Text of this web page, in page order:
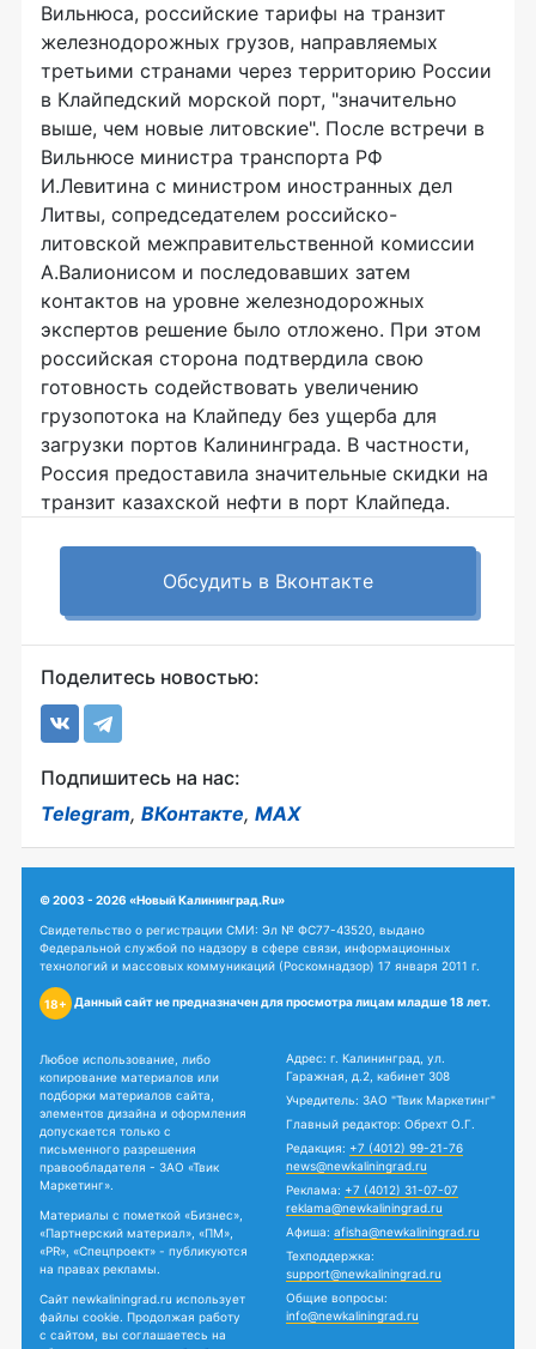
Вильнюса, российские тарифы на транзит
железнодорожных грузов, направляемых
третьими странами через территорию России
в Клайпедский морской порт, "значительно
выше, чем новые литовские". После встречи в
Вильнюсе министра транспорта РФ
И.Левитина с министром иностранных дел
Литвы, сопредседателем российско-
литовской межправительственной комиссии
А.Валионисом и последовавших затем
контактов на уровне железнодорожных
экспертов решение было отложено. При этом
российская сторона подтвердила свою
готовность содействовать увеличению
грузопотока на Клайпеду без ущерба для
загрузки портов Калининграда. В частности,
Россия предоставила значительные скидки на
транзит казахской нефти в порт Клайпеда.
Обсудить в Вконтакте
Поделитесь новостью:
Подпишитесь на нас:
Telegram, ВКонтакте, MAX
© 2003 - 2026 «Новый Калининград.Ru»
Свидетельство о регистрации СМИ: Эл № ФС77-43520, выдано
Федеральной службой по надзору в сфере связи, информационных
технологий и массовых коммуникаций (Роскомнадзор) 17 января 2011 г.
18+ Данный сайт не предназначен для просмотра лицам младше 18 лет.
Любое использование, либо
копирование материалов или
подборки материалов сайта,
элементов дизайна и оформления
допускается только с
письменного разрешения
правообладателя - ЗАО «Твик
Маркетинг».
Материалы с пометкой «Бизнес»,
«Партнерский материал», «ПМ»,
«PR», «Спецпроект» - публикуются
на правах рекламы.
Сайт newkaliningrad.ru использует
файлы cookie. Продолжая работу
с сайтом, вы соглашаетесь на
Адрес: г. Калининград, ул.
Гаражная, д.2, кабинет 308
Учредитель: ЗАО "Твик Маркетинг"
Главный редактор: Обрехт О.Г.
Редакция: +7 (4012) 99-21-76
news@newkaliningrad.ru
Реклама: +7 (4012) 31-07-07
reklama@newkaliningrad.ru
Афиша: afisha@newkaliningrad.ru
Техподдержка:
support@newkaliningrad.ru
Общие вопросы:
info@newkaliningrad.ru